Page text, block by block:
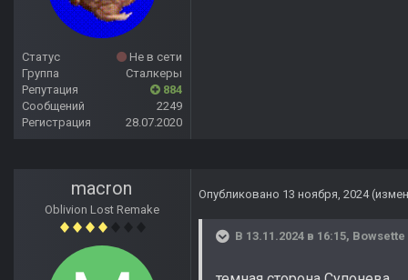
Статус
Не в сети
Группа
Сталкеры
Репутация
884
Сообщений
2249
Регистрация
28.07.2020
macron
Oblivion Lost Remake
Опубликовано 13 ноября, 2024
В 13.11.2024 в 16:15, Bowsette